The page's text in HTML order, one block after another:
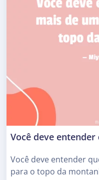
Você deve
Você deve entender
para o topo da